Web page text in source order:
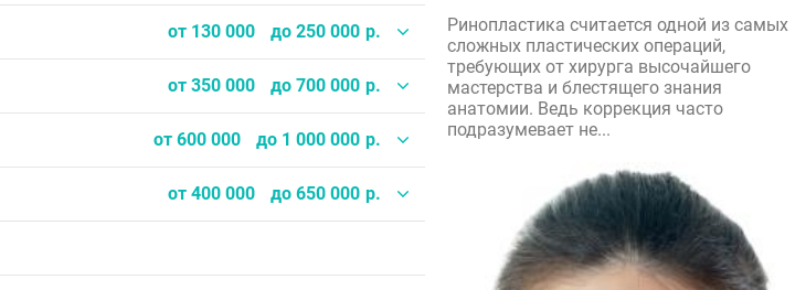
от 130 000 до 250 000
от 350 000 до 700 000
от 600 000 до 1 000 000
от 400 000 до 650 000
Ринопластика считается одной из самых
сложных пластических операций,
требующих от хирурга высочайшего
мастерства и блестящего знания
анатомии. Ведь коррекция часто
подразумевает не...